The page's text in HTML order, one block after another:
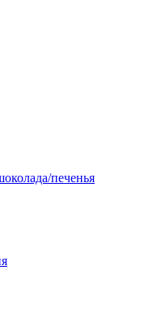
печенья